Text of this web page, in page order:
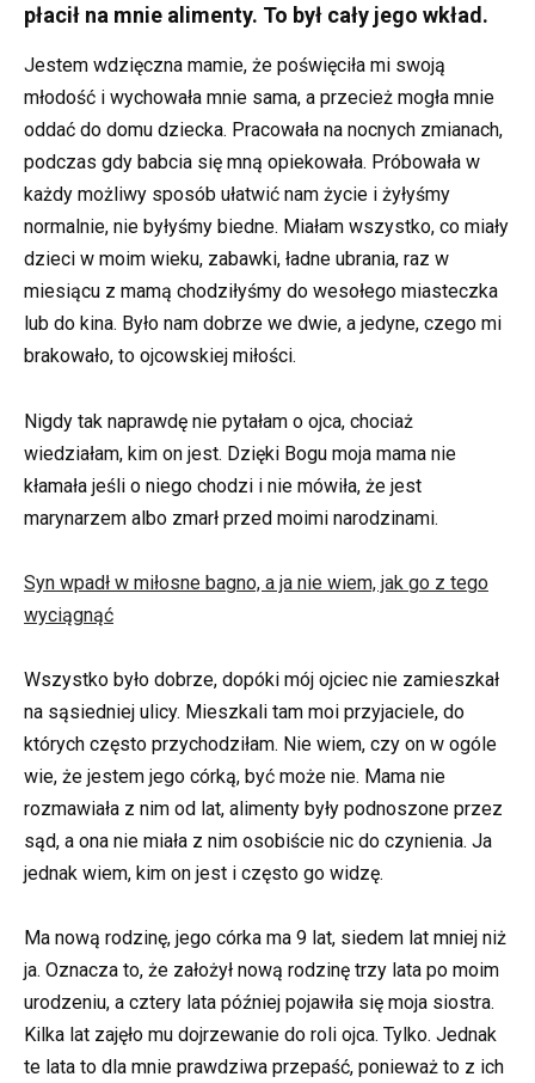
płacił na mnie alimenty. To był cały jego wkład.
Jestem wdzięczna mamie, że poświęciła mi swoją
młodość i wychowała mnie sama, a przecież mogła mnie
oddać do domu dziecka. Pracowała na nocnych zmianach,
podczas gdy babcia się mną opiekowała. Próbowała w
każdy możliwy sposób ułatwić nam życie i żyłyśmy
normalnie, nie byłyśmy biedne. Miałam wszystko, co miały
dzieci w moim wieku, zabawki, ładne ubrania, raz w
miesiącu z mamą chodziłyśmy do wesołego miasteczka
lub do kina. Było nam dobrze we dwie, a jedyne, czego mi
brakowało, to ojcowskiej miłości.
Nigdy tak naprawdę nie pytałam o ojca, chociaż
wiedziałam, kim on jest. Dzięki Bogu moja mama nie
kłamała jeśli o niego chodzi i nie mówiła, że jest
marynarzem albo zmarł przed moimi narodzinami.
Syn wpadł w miłosne bagno, a ja nie wiem, jak go z tego
wyciągnąć
Wszystko było dobrze, dopóki mój ojciec nie zamieszkał
na sąsiedniej ulicy. Mieszkali tam moi przyjaciele, do
których często przychodziłam. Nie wiem, czy on w ogóle
wie, że jestem jego córką, być może nie. Mama nie
rozmawiała z nim od lat, alimenty były podnoszone przez
sąd, a ona nie miała z nim osobiście nic do czynienia. Ja
jednak wiem, kim on jest i często go widzę.
Ma nową rodzinę, jego córka ma 9 lat, siedem lat mniej niż
ja. Oznacza to, że założył nową rodzinę trzy lata po moim
urodzeniu, a cztery lata później pojawiła się moja siostra.
Kilka lat zajęło mu dojrzewanie do roli ojca. Tylko. Jednak
te lata to dla mnie prawdziwa przepaść, ponieważ to z ich